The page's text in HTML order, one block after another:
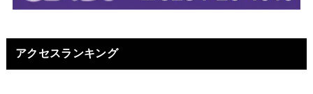
アクセスランキング